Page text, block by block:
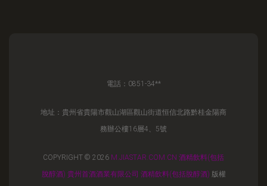
電話：0851-34**
地址：貴州省貴陽市觀山湖區觀山街道恒信北路黔桂金陽商
務辦公樓16層4、5號
COPYRIGHT © 2026 M.JIASTAR.COM.CN 酒精飲料(包括
脫醇酒) 貴州首酒酒業有限公司 酒精飲料(包括脫醇酒) 版權